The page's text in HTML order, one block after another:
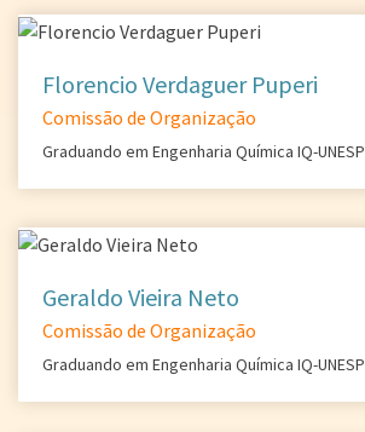
Florencio Verdaguer Puperi
Comissão de Organização
Graduando em Engenharia Química IQ-UNESP
Geraldo Vieira Neto
Comissão de Organização
Graduando em Engenharia Química IQ-UNESP